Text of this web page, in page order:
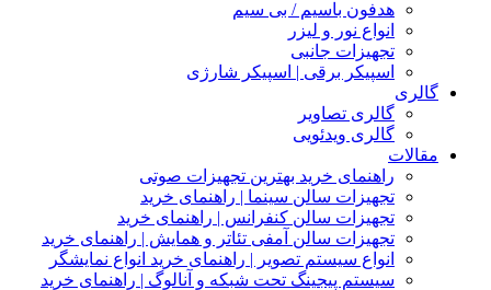
هدفون باسیم / بی سیم
انواع نور و لیزر
تجهیزات جانبی
اسپیکر برقی | اسپیکر شارژی
گالری
گالری تصاویر
گالری ویدئویی
مقالات
راهنمای خرید بهترین تجهیزات صوتی
تجهیزات سالن سینما | راهنمای خرید
تجهیزات سالن کنفرانس | راهنمای خرید
تجهیزات سالن آمفی تئاتر و همایش | راهنمای خرید
انواع سیستم تصویر | راهنمای خرید انواع نمایشگر
سیستم پیجینگ تحت شبکه و آنالوگ | راهنمای خرید